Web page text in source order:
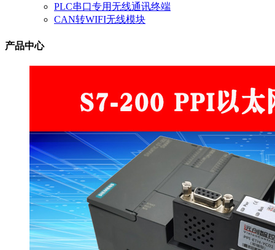
PLC串口专用无线通讯终端
CAN转WIFI无线模块
产品中心